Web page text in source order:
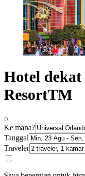
Hotel
ResortTM
Ke mana?
Tanggal
Traveler